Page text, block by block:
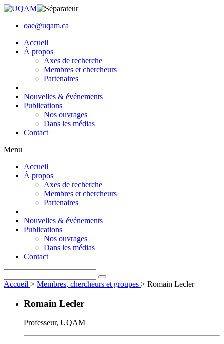
oae@uqam.ca
Accueil
À propos
Axes de recherche
Membres et chercheurs
Partenaires
Nouvelles & événements
Publications
Nos ouvrages
Dans les médias
Contact
Menu
Accueil
À propos
Axes de recherche
Membres et chercheurs
Partenaires
Nouvelles & événements
Publications
Nos ouvrages
Dans les médias
Contact
Accueil > Membres, chercheurs et groupes > Romain Lecler
Romain Lecler
Professeur, UQAM